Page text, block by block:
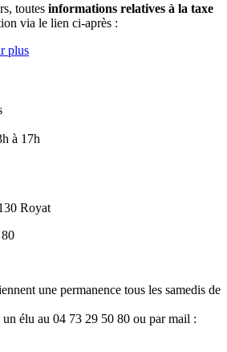
toutes informations relatives à la taxe
via le lien ci-après :
plus
à 17h
Royat
une permanence tous les samedis de
un élu au 04 73 29 50 80 ou par mail :